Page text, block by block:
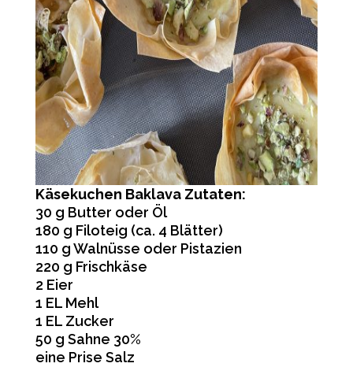
Käsekuchen Baklava Zutaten:
30 g Butter oder Öl
180 g Filoteig (ca. 4 Blätter)
110 g Walnüsse oder Pistazien
220 g Frischkäse
2 Eier
1 EL Mehl
1 EL Zucker
50 g Sahne 30%
eine Prise Salz